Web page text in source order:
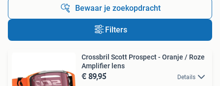
Bewaar je zoekopdracht
Filters
Crossbril Scott Prospect - Oranje / Roze
Amplifier lens
€ 89,95 Details